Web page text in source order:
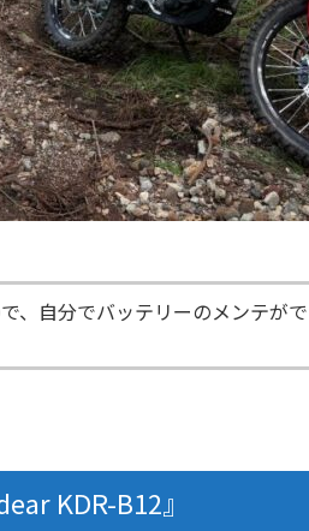
、自分でバッテリーのメンテが
KDR-B12』